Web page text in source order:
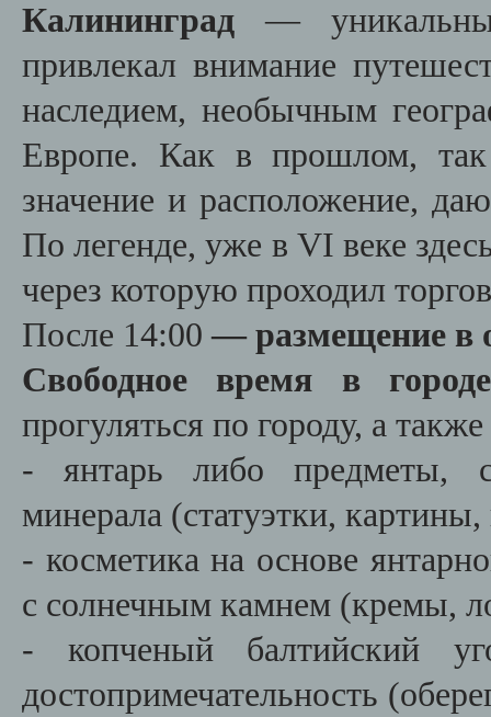
Калининград—
привлекал внимание
наследием, необычным
Европе. Как в прошлом, так
значение и расположение,
По легенде, уже в VI веке
через которую проходил
После 14:00 — размещение в
Свободное время в
прогуляться по городу, а
- янтарь либо предметы,
минерала (статуэтки,
- косметика на основе
с солнечным камнем (кремы,
- копченый балтийский
достопримечательность